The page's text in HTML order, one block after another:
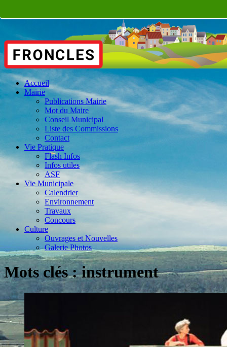
Accueil
Mairie
Publications Mairie
Mot du Maire
Conseil Municipal
Liste des Commissions
Contact
Vie Pratique
Flash Infos
Infos utiles
ASF
Vie Municipale
Calendrier
Environnement
Travaux
Concours
Culture
Ouvrages et Nouvelles
Galerie Photos
Mots clés : instrument